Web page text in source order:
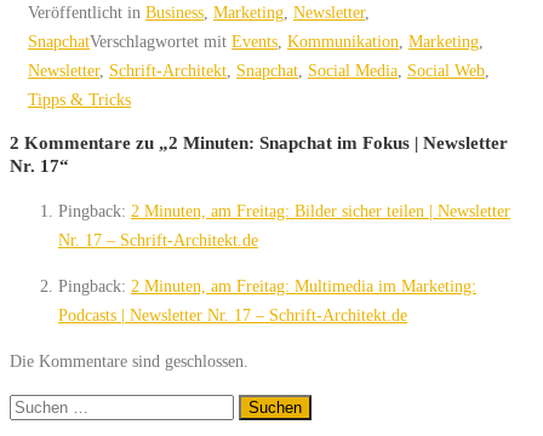
Veröffentlicht in Business Marketing Newsletter,
SnapchatVerschlagwortet mit Events Kommunikation Marketing
Newsletter, Schrift-Architekt Snapchat Social Media Social Web
Tipps & Tricks
2 Kommentare zu „2 Minuten: Snapchat im Fokus | Newsletter
Nr. 17“
Pingback: 2 Minuten, am Freitag: Bilder sicher teilen | Newsletter
Nr. 17 – Schrift-Architekt.de
Pingback: 2 Minuten, am Freitag: Multimedia im Marketing:
Podcasts | Newsletter Nr. 17 – Schrift-Architekt.de
Die Kommentare sind geschlossen.
Suchen